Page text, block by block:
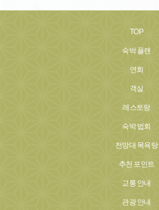
TOP
숙박 플랜
연회
객실
레스토랑
숙박 법회
전망대 목욕탕
추천 포인트
교통 안내
관광 안내